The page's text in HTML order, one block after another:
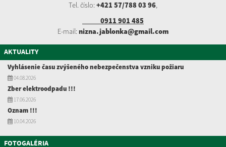
Tel. číslo: +421 57/788 03 96,
0911 901 485
E-mail: nizna.jablonka@gmail.com
AKTUALITY
Vyhlásenie času zvýšeného nebezpečenstva vzniku požiaru
04.08.2026
Zber elektroodpadu !!!
17.06.2026
Oznam !!!
10.04.2026
FOTOGALÉRIA